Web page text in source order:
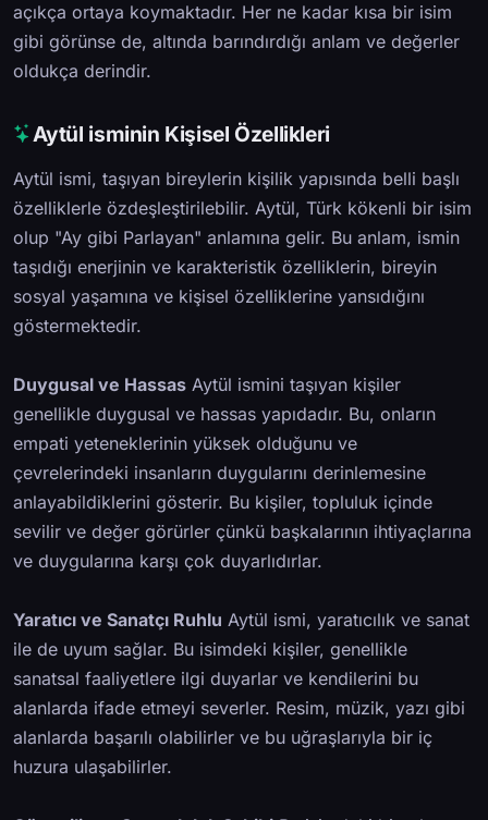
açıkça ortaya koymaktadır. Her ne kadar kısa bir isim
gibi görünse de, altında barındırdığı anlam ve değerler
oldukça derindir.
Aytül isminin Kişisel Özellikleri
Aytül ismi, taşıyan bireylerin kişilik yapısında belli başlı
özelliklerle özdeşleştirilebilir. Aytül, Türk kökenli bir isim
olup "Ay gibi Parlayan" anlamına gelir. Bu anlam, ismin
taşıdığı enerjinin ve karakteristik özelliklerin, bireyin
sosyal yaşamına ve kişisel özelliklerine yansıdığını
göstermektedir.
Duygusal ve Hassas Aytül ismini taşıyan kişiler
genellikle duygusal ve hassas yapıdadır. Bu, onların
empati yeteneklerinin yüksek olduğunu ve
çevrelerindeki insanların duygularını derinlemesine
anlayabildiklerini gösterir. Bu kişiler, topluluk içinde
sevilir ve değer görürler çünkü başkalarının ihtiyaçlarına
ve duygularına karşı çok duyarlıdırlar.
Yaratıcı ve Sanatçı Ruhlu Aytül ismi, yaratıcılık ve sanat
ile de uyum sağlar. Bu isimdeki kişiler, genellikle
sanatsal faaliyetlere ilgi duyarlar ve kendilerini bu
alanlarda ifade etmeyi severler. Resim, müzik, yazı gibi
alanlarda başarılı olabilirler ve bu uğraşlarıyla bir iç
huzura ulaşabilirler.